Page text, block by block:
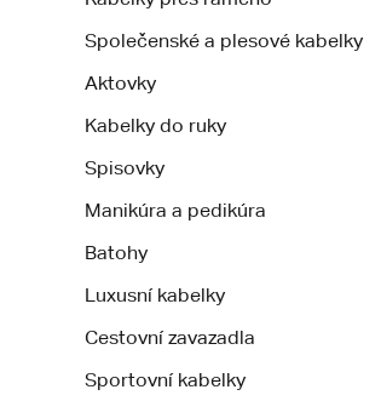
Společenské a plesové kabelky
Aktovky
Kabelky do ruky
Spisovky
Manikúra a pedikúra
Batohy
Luxusní kabelky
Cestovní zavazadla
Sportovní kabelky